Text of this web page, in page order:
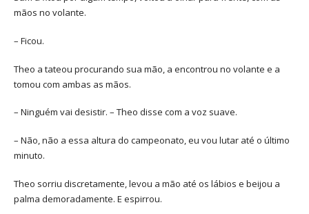
mãos no volante.
– Ficou.
Theo a tateou procurando sua mão, a encontrou no volante e a
tomou com ambas as mãos.
– Ninguém vai desistir. – Theo disse com a voz suave.
– Não, não a essa altura do campeonato, eu vou lutar até o último
minuto.
Theo sorriu discretamente, levou a mão até os lábios e beijou a
palma demoradamente. E espirrou.